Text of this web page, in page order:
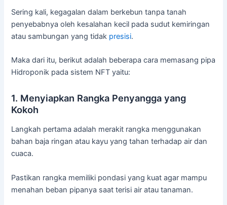
Sering kali, kegagalan dalam berkebun tanpa tanah
penyebabnya oleh kesalahan kecil pada sudut kemiringan
atau sambungan yang tidak presisi.
Maka dari itu, berikut adalah beberapa cara memasang pipa
Hidroponik pada sistem NFT yaitu:
1. Menyiapkan Rangka Penyangga yang
Kokoh
Langkah pertama adalah merakit rangka menggunakan
bahan baja ringan atau kayu yang tahan terhadap air dan
cuaca.
Pastikan rangka memiliki pondasi yang kuat agar mampu
menahan beban pipanya saat terisi air atau tanaman.